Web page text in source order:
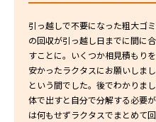
引っ越しで不要になった粗大ゴ
の回収が引っ越し日までに間に
すことに。いくつか相見積もり
安かったラクタスにお願いしま
という間でした。後でわかりま
体で出すと自分で分解する必要
は何もせずラクタスでまとめて